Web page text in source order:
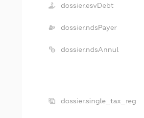
dossier.esvDebt
dossier.ndsPayer
dossier.ndsAnnul
dossier.single_tax_reg